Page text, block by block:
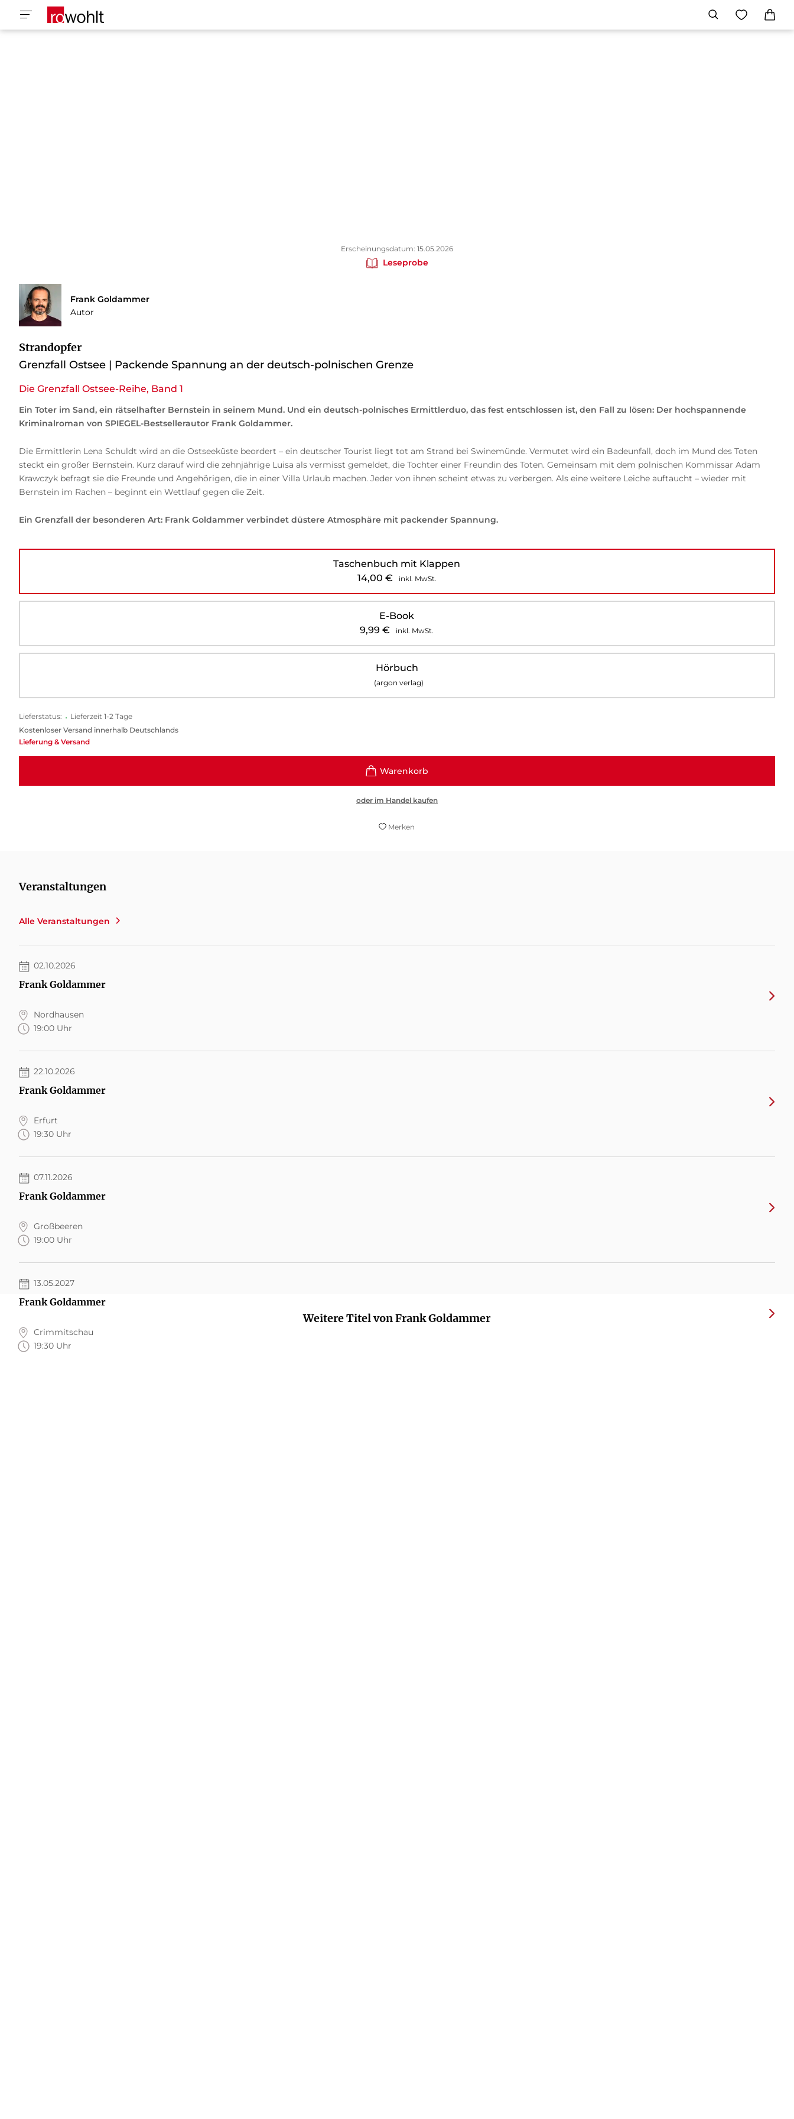
Erscheinungsdatum: 15.05.2026
Leseprobe
Frank Goldammer
Autor
Strandopfer
Grenzfall Ostsee | Packende Spannung an der deutsch-polnischen Grenze
Die Grenzfall Ostsee-Reihe, Band 1
Ein Toter im Sand, ein rätselhafter Bernstein in seinem Mund. Und ein deutsch-polnisches Ermittlerduo, das fest entschlossen ist, den Fall zu lösen: Der hochspannende
Kriminalroman von SPIEGEL-Bestsellerautor Frank Goldammer.
Die Ermittlerin Lena Schuldt wird an die Ostseeküste beordert – ein deutscher Tourist liegt tot am Strand bei Swinemünde. Vermutet wird ein Badeunfall, doch im Mund des Toten
steckt ein großer Bernstein. Kurz darauf wird die zehnjährige Luisa als vermisst gemeldet, die Tochter einer Freundin des Toten. Gemeinsam mit dem polnischen Kommissar Adam
Krawczyk befragt sie die Freunde und Angehörigen, die in einer Villa Urlaub machen. Jeder von ihnen scheint etwas zu verbergen. Als eine weitere Leiche auftaucht – wieder mit
Bernstein im Rachen – beginnt ein Wettlauf gegen die Zeit.
Ein Grenzfall der besonderen Art: Frank Goldammer verbindet düstere Atmosphäre mit packender Spannung.
Taschenbuch mit Klappen
14,00 € inkl. MwSt.
E-Book
9,99€ inkl. MwSt.
Hörbuch
(argon verlag)
Lieferstatus: • Lieferzeit 1-2 Tage
Kostenloser Versand innerhalb Deutschlands
Lieferung & Versand
oder im Handel kaufen
Merken
Veranstaltungen
Alle Veranstaltungen
02.10.2026
Frank Goldammer
Nordhausen
19:00 Uhr
22.10.2026
Frank Goldammer
Erfurt
19:30 Uhr
07.11.2026
Frank Goldammer
Großbeeren
19:00 Uhr
13.05.2027
Frank Goldammer
Crimmitschau
19:30 Uhr
Weitere Titel von Frank Goldammer